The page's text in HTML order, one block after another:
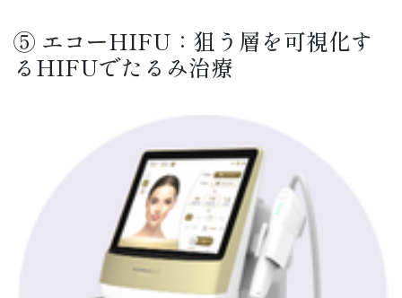
⑤ エコーHIFU：狙う層を可視化す
るHIFUでたるみ治療